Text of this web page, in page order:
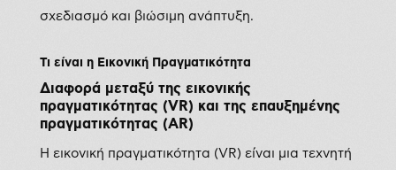
σχεδιασμό και βιώσιμη ανάπτυξη.
Τι είναι η Εικονική Πραγματικότητα
Διαφορά μεταξύ της εικονικής
πραγματικότητας (VR) και της επαυξημένης
πραγματικότητας (AR)
Η εικονική πραγματικότητα (VR) είναι μια τεχνητή